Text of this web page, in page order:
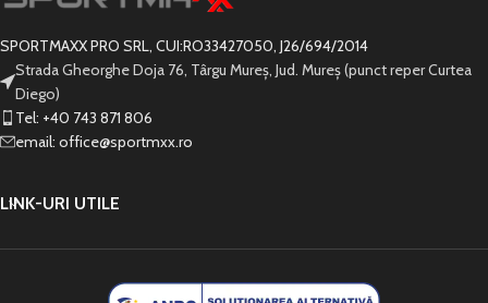
SPORTMAXX PRO SRL, CUI:RO33427050, J26/694/2014
Strada Gheorghe Doja 76, Târgu Mureș, Jud. Mureș (punct reper Curtea
Diego)
Tel: +40 743 871 806
email: office@sportmxx.ro
LINK-URI UTILE